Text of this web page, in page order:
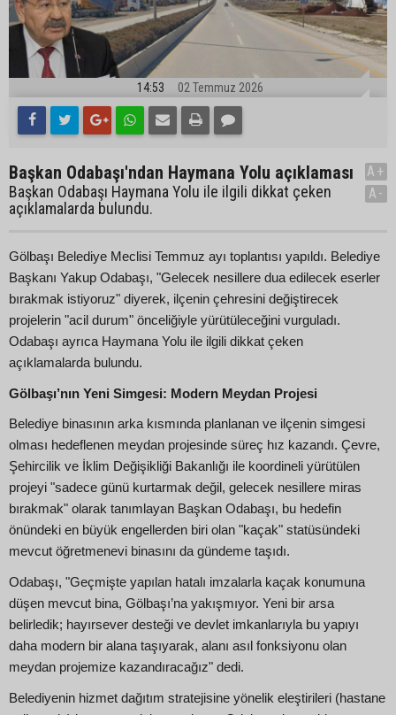
14:53 02 Temmuz 2026
Başkan Odabaşı'ndan Haymana Yolu açıklaması
Başkan Odabaşı Haymana Yolu ile ilgili dikkat çeken
açıklamalarda bulundu.
A+
A-
Gölbaşı Belediye Meclisi Temmuz ayı toplantısı yapıldı. Belediye
Başkanı Yakup Odabaşı, "Gelecek nesillere dua edilecek eserler
bırakmak istiyoruz" diyerek, ilçenin çehresini değiştirecek
projelerin "acil durum" önceliğiyle yürütüleceğini vurguladı.
Odabaşı ayrıca Haymana Yolu ile ilgili dikkat çeken
açıklamalarda bulundu.
Gölbaşı’nın Yeni Simgesi: Modern Meydan Projesi
Belediye binasının arka kısmında planlanan ve ilçenin simgesi
olması hedeflenen meydan projesinde süreç hız kazandı. Çevre,
Şehircilik ve İklim Değişikliği Bakanlığı ile koordineli yürütülen
projeyi "sadece günü kurtarmak değil, gelecek nesillere miras
bırakmak" olarak tanımlayan Başkan Odabaşı, bu hedefin
önündeki en büyük engellerden biri olan "kaçak" statüsündeki
mevcut öğretmenevi binasını da gündeme taşıdı.
Odabaşı, "Geçmişte yapılan hatalı imzalarla kaçak konumuna
düşen mevcut bina, Gölbaşı’na yakışmıyor. Yeni bir arsa
belirledik; hayırsever desteği ve devlet imkanlarıyla bu yapıyı
daha modern bir alana taşıyarak, alanı asıl fonksiyonu olan
meydan projemize kazandıracağız" dedi.
Belediyenin hizmet dağıtım stratejisine yönelik eleştirileri (hastane